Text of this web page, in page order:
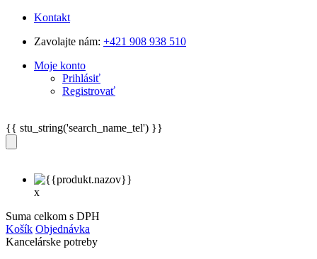
Kontakt
Zavolajte nám: +421 908 938 510
Moje konto
Prihlásiť
Registrovať
{{ stu_string('search_name_tel') }}
x
Suma celkom s DPH
Košík Objednávka
Kancelárske potreby